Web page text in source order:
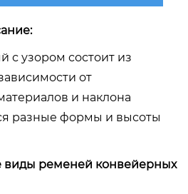
с узором состоит из
от
и наклона
разные формы и высоты
ременей конвейерных